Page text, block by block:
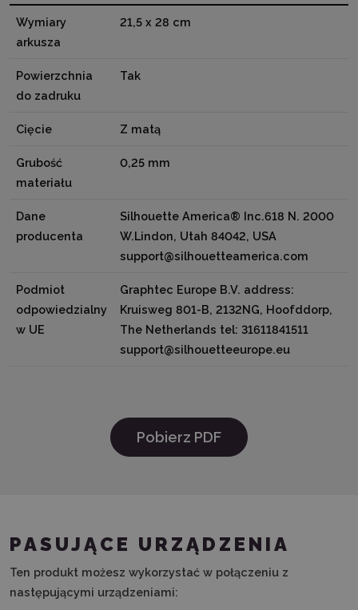
Wymiary
arkusza
21,5 x 28 cm
Powierzchnia
do zadruku
Tak
Cięcie Z matą
Grubość
materiału
0,25 mm
Dane
producenta
Silhouette America® Inc.618 N. 2000
W.Lindon, Utah 84042, USA
support@silhouetteamerica.com
Podmiot
odpowiedzialny
w UE
Graphtec Europe B.V. address:
Kruisweg 801-B, 2132NG, Hoofddorp,
The Netherlands tel: 31611841511
support@silhouetteeurope.eu
Pobierz PDF
PASUJĄCE URZĄDZENIA
Ten produkt możesz wykorzystać w połączeniu z
następującymi urządzeniami: